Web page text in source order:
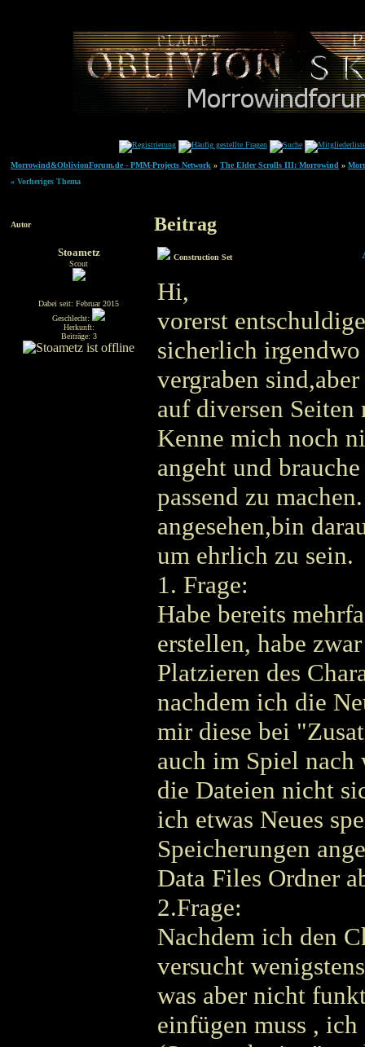
Morrowind&OblivionForum.de - PMM-Projects Network » The Elder Scrolls III: Morrowind »
« Vorheriges Thema
Autor Beitrag
Stoametz
Scout
Dabei seit: Februar 2015
Geschlecht:
Herkunft:
Beiträge: 3
Construction Set
Hi,
vorerst
sicherlich
vergraben
auf diversen
Kenne mich noch
angeht und
passend zu
angesehen,bin
um ehrlich zu sein.
1. Frage:
Habe bereits
erstellen, habe
Platzieren des
nachdem ich die
mir diese bei
auch im Spiel
die Dateien nicht
ich etwas Neues
Speicherungen
Data Files Ordner
2.Frage:
Nachdem ich den
versucht
was aber nicht
einfügen muss ,